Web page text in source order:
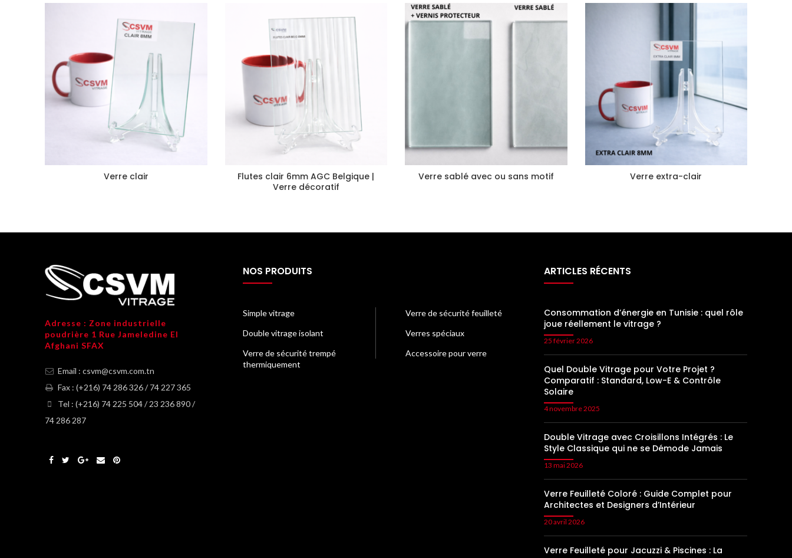
Verre clair
Flutes clair 6mm AGC Belgique |
Verre décoratif
Verre sablé avec ou sans motif Verre extra-clair
Adresse : Zone industrielle
poudrière 1 Rue Jameledine El
Afghani SFAX
Email : csvm@csvm.com.tn
Fax : (+216) 74 286 326 / 74 227 365
Tel : (+216) 74 225 504 / 23 236 890 /
74 286 287
NOS PRODUITS
Simple vitrage
Double vitrage isolant
Verre de sécurité trempé
thermiquement
Verre de sécurité feuilleté
Verres spéciaux
Accessoire pour verre
ARTICLES RÉCENTS
Consommation d’énergie en Tunisie : quel rôle
joue réellement le vitrage ?
25 février 2026
Quel Double Vitrage pour Votre Projet ?
Comparatif : Standard, Low-E & Contrôle
Solaire
4 novembre 2025
Double Vitrage avec Croisillons Intégrés : Le
Style Classique qui ne se Démode Jamais
13 mai 2026
Verre Feuilleté Coloré : Guide Complet pour
Architectes et Designers d’Intérieur
20 avril 2026
Verre Feuilleté pour Jacuzzi & Piscines : La